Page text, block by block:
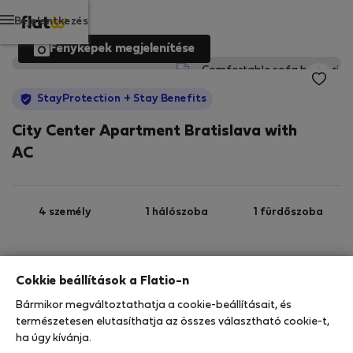
Bejelentkezés
Fényképek megjelenítése
StayProtection + Stay Benefits
City Center Apartment Bratislava with
AC
4 személy 1 hálószoba 1 fürdőszoba
StayProtection Stay Benefits
Az Ön tartózkodását ebben az ingatlanban a
Cokkie beállítások a Flatio-n
Bármikor megváltoztathatja a cookie-beállításait, és
természetesen elutasíthatja az összes választható cookie-t,
ha úgy kívánja.